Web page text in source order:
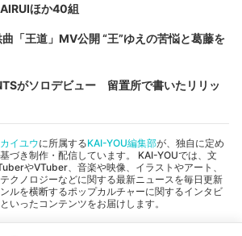
ほか40組
「王道」MV公開 “王”ゆえの苦悩と葛藤を
がソロデビュー 留置所で書いたリリッ
イユウに所属するKAI-YOU編集部が、独自に定め
づき制作・配信しています。 KAI-YOUでは、文
やVTuber、音楽や映像、イラストやアート、
クノロジーなどに関する最新ニュースを毎日更新
ルを横断するポップカルチャーに関するインタビ
いったコンテンツをお届けします。